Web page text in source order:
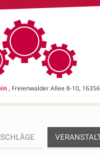
, Freienwalder Allee 8-10,